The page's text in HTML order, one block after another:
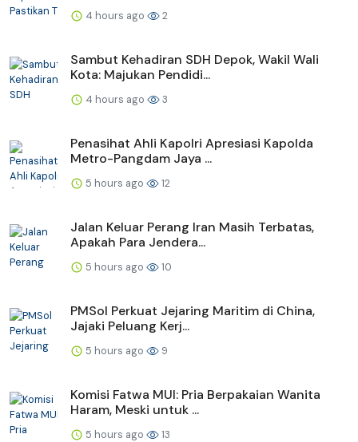
4 hours ago 2
Sambut Kehadiran SDH Depok, Wakil Wali
Kota: Majukan Pendidi...
4 hours ago 3
Penasihat Ahli Kapolri Apresiasi Kapolda
Metro-Pangdam Jaya ...
5 hours ago 12
Jalan Keluar Perang Iran Masih Terbatas,
Apakah Para Jendera...
5 hours ago 10
PMSol Perkuat Jejaring Maritim di China,
Jajaki Peluang Kerj...
5 hours ago 9
Komisi Fatwa MUI: Pria Berpakaian Wanita
Haram, Meski untuk ...
5 hours ago 13